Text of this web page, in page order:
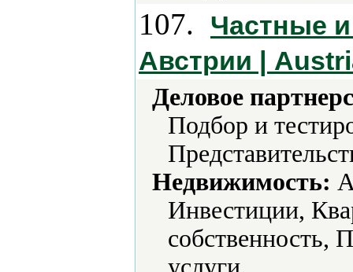
107.
Частные
Австрии |
Деловое
Подбор и
Недвижимость:
Инвестиции,
собственность,